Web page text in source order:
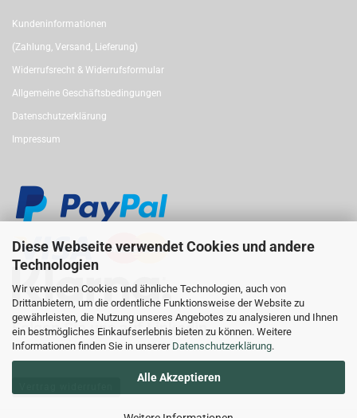
Diese Webseite verwendet Cookies und andere
Technologien
Wir verwenden Cookies und ähnliche Technologien, auch von
Drittanbietern, um die ordentliche Funktionsweise der Website zu
gewährleisten, die Nutzung unseres Angebotes zu analysieren und Ihnen
ein bestmögliches Einkaufserlebnis bieten zu können. Weitere
Informationen finden Sie in unserer Datenschutzerklärung.
Alle Akzeptieren
Kundeninformationen
(Zahlung, Versand, Lieferung)
Widerrufsrecht & Widerrufsformular
Allgemeine Geschäftsbedingungen
Datenschutzerklärung
Impressum
Folgen Sie uns auf Linkedin